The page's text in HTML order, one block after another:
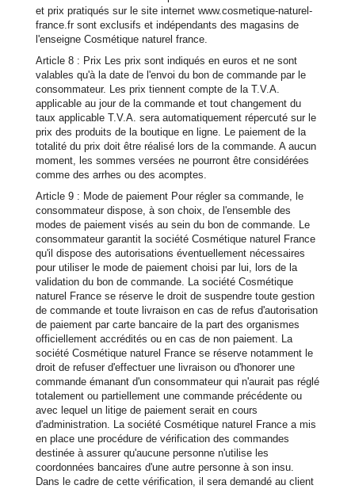
et prix pratiqués sur le site internet www.cosmetique-naturel-
france.fr sont exclusifs et indépendants des magasins de
l'enseigne Cosmétique naturel france.
Article 8 : Prix Les prix sont indiqués en euros et ne sont
valables qu'à la date de l'envoi du bon de commande par le
consommateur. Les prix tiennent compte de la T.V.A.
applicable au jour de la commande et tout changement du
taux applicable T.V.A. sera automatiquement répercuté sur le
prix des produits de la boutique en ligne. Le paiement de la
totalité du prix doit être réalisé lors de la commande. A aucun
moment, les sommes versées ne pourront être considérées
comme des arrhes ou des acomptes.
Article 9 : Mode de paiement Pour régler sa commande, le
consommateur dispose, à son choix, de l'ensemble des
modes de paiement visés au sein du bon de commande. Le
consommateur garantit la société Cosmétique naturel France
qu'il dispose des autorisations éventuellement nécessaires
pour utiliser le mode de paiement choisi par lui, lors de la
validation du bon de commande. La société Cosmétique
naturel France se réserve le droit de suspendre toute gestion
de commande et toute livraison en cas de refus d'autorisation
de paiement par carte bancaire de la part des organismes
officiellement accrédités ou en cas de non paiement. La
société Cosmétique naturel France se réserve notamment le
droit de refuser d'effectuer une livraison ou d'honorer une
commande émanant d'un consommateur qui n'aurait pas réglé
totalement ou partiellement une commande précédente ou
avec lequel un litige de paiement serait en cours
d'administration. La société Cosmétique naturel France a mis
en place une procédure de vérification des commandes
destinée à assurer qu'aucune personne n'utilise les
coordonnées bancaires d'une autre personne à son insu.
Dans le cadre de cette vérification, il sera demandé au client